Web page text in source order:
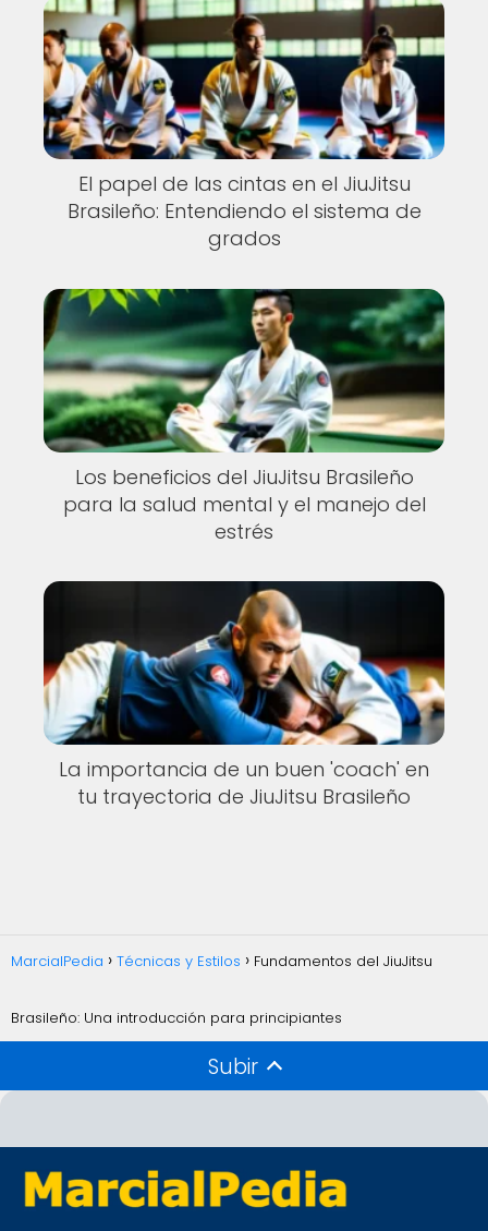
El papel de las cintas en el JiuJitsu
Brasileño: Entendiendo el sistema de
grados
Los beneficios del JiuJitsu Brasileño
para la salud mental y el manejo del
estrés
La importancia de un buen 'coach' en
tu trayectoria de JiuJitsu Brasileño
MarcialPedia Técnicas y Estilos Fundamentos del JiuJitsu
Brasileño: Una introducción para principiantes
Subir